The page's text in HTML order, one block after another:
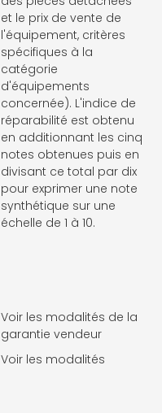
et le prix de vente de
l'équipement, critères
spécifiques à la
catégorie
d'équipements
concernée). L'indice de
réparabilité est obtenu
en additionnant les cinq
notes obtenues puis en
divisant ce total par dix
pour exprimer une note
synthétique sur une
échelle de 1 à 10.
Voir les modalités de la
garantie vendeur
Voir les modalités